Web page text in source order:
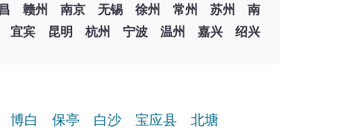
赣州 南京 无锡 徐州 常州 苏州
南
宜宾 昆明 杭州 宁波 温州 嘉兴
绍兴
博白 保亭 白沙 宝应县 北塘